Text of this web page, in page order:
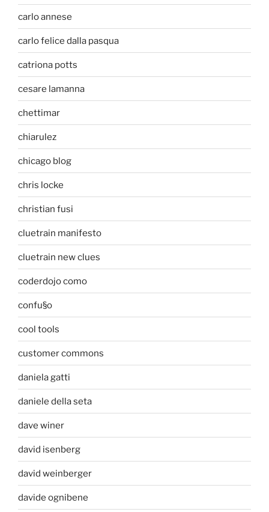
carlo annese
carlo felice dalla pasqua
catriona potts
cesare lamanna
chettimar
chiarulez
chicago blog
chris locke
christian fusi
cluetrain manifesto
cluetrain new clues
coderdojo como
confu§o
cool tools
customer commons
daniela gatti
daniele della seta
dave winer
david isenberg
david weinberger
davide ognibene